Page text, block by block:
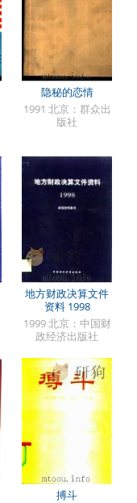
隐秘的恋情
1991 北京：群众出
版社
地方财政决算文件
资料 1998
1999 北京：中国财
政经济出版社
搏斗